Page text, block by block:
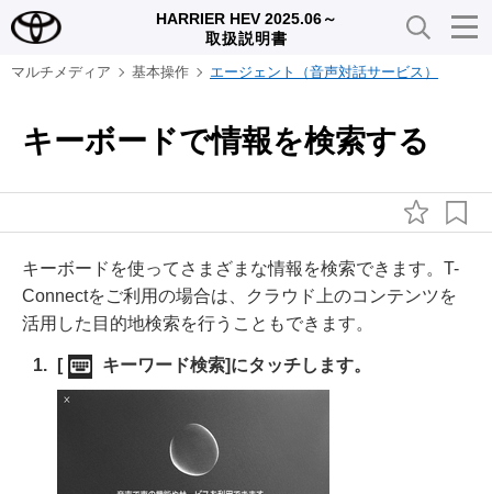
HARRIER HEV 2025.06～
取扱説明書
マルチメディア 基本操作 エージェント（音声対話サービス）
キーボードで情報を検索する
キーボードを使ってさまざまな情報を検索できます。T-
Connectをご利用の場合は、クラウド上のコンテンツを
活用した目的地検索を行うこともできます。
[‍ キーワード検索‍]にタッチします。